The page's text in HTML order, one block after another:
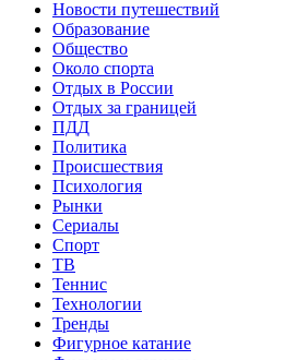
Новости путешествий
Образование
Общество
Около спорта
Отдых в России
Отдых за границей
ПДД
Политика
Происшествия
Психология
Рынки
Сериалы
Спорт
ТВ
Теннис
Технологии
Тренды
Фигурное катание